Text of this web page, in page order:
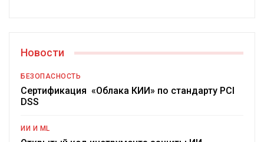
Новости
БЕЗОПАСНОСТЬ
Сертификация «Облака КИИ» по стандарту PCI
DSS
ИИ И ML